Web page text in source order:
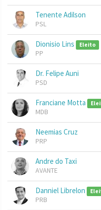
Tenente Adilson
PSL
Dionisio Lins Eleito
PP
Dr. Felipe Auni
PSD
Franciane Motta
MDB
Neemias Cruz
PRP
Andre do Taxi
AVANTE
Danniel Librelon
PRB